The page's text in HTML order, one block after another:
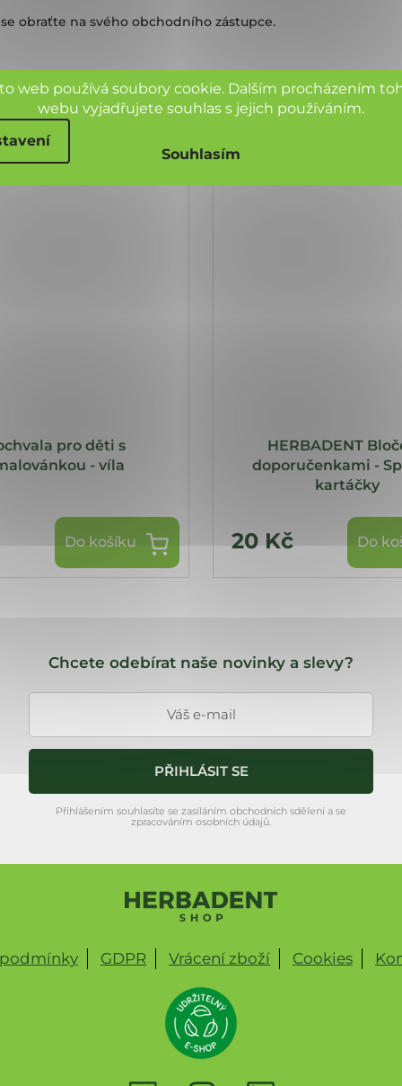
web používá soubory cookie. Dalším procházením
webu vyjadřujete souhlas s jejich používáním.
Souhlasím
obraťte na svého obchodního zástupce.
pro děti s
- víla
Do košíku
HERBADENT
doporučenkami -
kartáčky
20 Kč Do
Chcete odebírat naše novinky a slevy?
PŘIHLÁSIT SE
Přihlášením souhlasíte se zasíláním obchodních sdělení a se
zpracováním osobních údajů.
GDPR Vrácení zboží Cookies